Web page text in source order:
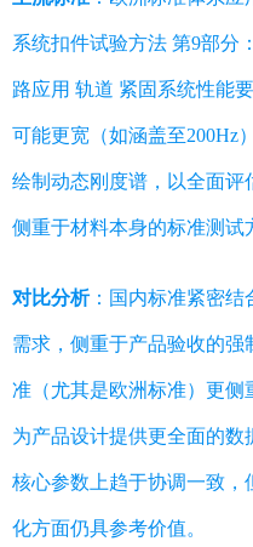
系统扣件试验方法 第9部分
路应用 轨道 紧固系统性能
可能更宽（如涵盖至200Hz
绘制动态刚度谱，以全面评
侧重于材料本身的标准测试
对比分析：国内标准紧密结
需求，侧重于产品验收的
准（尤其是欧洲标准）更侧
为产品设计提供更全面的
核心参数上趋于协调一致，
化方面仍具参考价值。